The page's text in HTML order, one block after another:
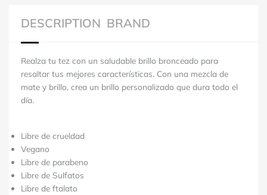
DESCRIPTION BRAND
Realza tu tez con un saludable brillo bronceado para
resaltar tus mejores características. Con una mezcla de
mate y brillo, crea un brillo personalizado que dura todo el
día.
Libre de crueldad
Vegano
Libre de parabeno
Libre de Sulfatos
Libre de ftalato